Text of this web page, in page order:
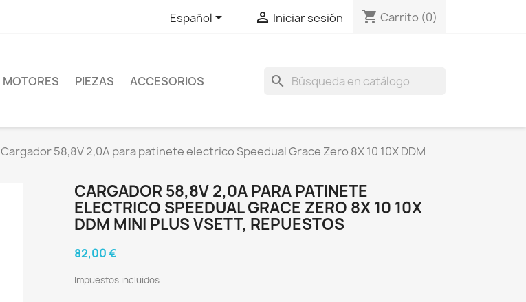
Español  Iniciar sesión shopping_cart Carrito (0)
MOTORES PIEZAS ACCESORIOS search
Cargador 58,8V 2,0A para patinete electrico Speedual Grace Zero 8X 10 10X DDM
CARGADOR 58,8V 2,0A PARA PATINETE
ELECTRICO SPEEDUAL GRACE ZERO 8X 10 10X
DDM MINI PLUS VSETT, REPUESTOS
82,00 €
Impuestos incluidos